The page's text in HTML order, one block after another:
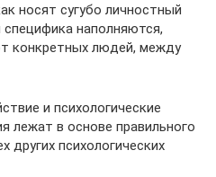
носят сугубо личностный
наполняются,
конкретных людей, между
и психологические
лежат в основе правильного
других психологических